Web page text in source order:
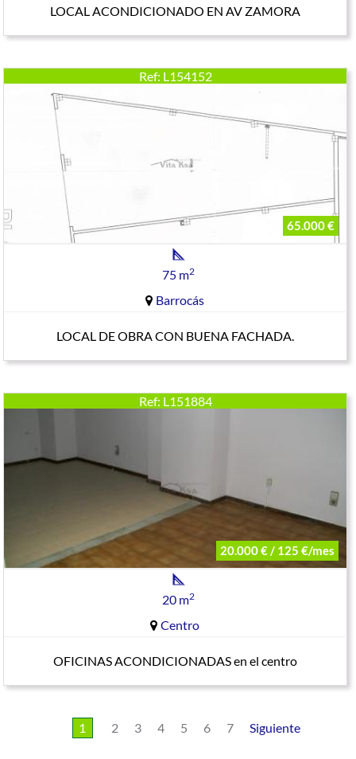
LOCAL ACONDICIONADO EN AV ZAMORA
Ref: L154152
65.000 €
75 m2
Barrocás
LOCAL DE OBRA CON BUENA FACHADA.
Ref: L151884
20.000 € / 125 €/mes
20 m2
Centro
OFICINAS ACONDICIONADAS en el centro
1 2 3 4 5 6 7 Siguiente